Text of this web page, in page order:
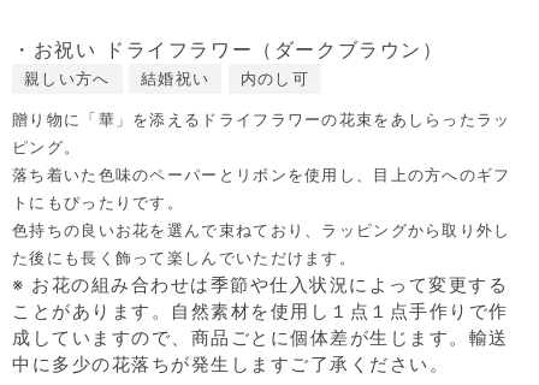
・お祝い ドライフラワー（ダークブラウン）
親しい方へ 結婚祝い 内のし可
贈り物に「華」を添えるドライフラワーの花束をあしらったラッ
ピング。
落ち着いた色味のペーパーとリボンを使用し、目上の方へのギフ
トにもぴったりです。
色持ちの良いお花を選んで束ねており、ラッピングから取り外し
た後にも長く飾って楽しんでいただけます。
※ お花の組み合わせは季節や仕入状況によって変更する
ことがあります。自然素材を使用し１点１点手作りで作
成していますので、商品ごとに個体差が生じます。輸送
中に多少の花落ちが発生しますご了承ください。